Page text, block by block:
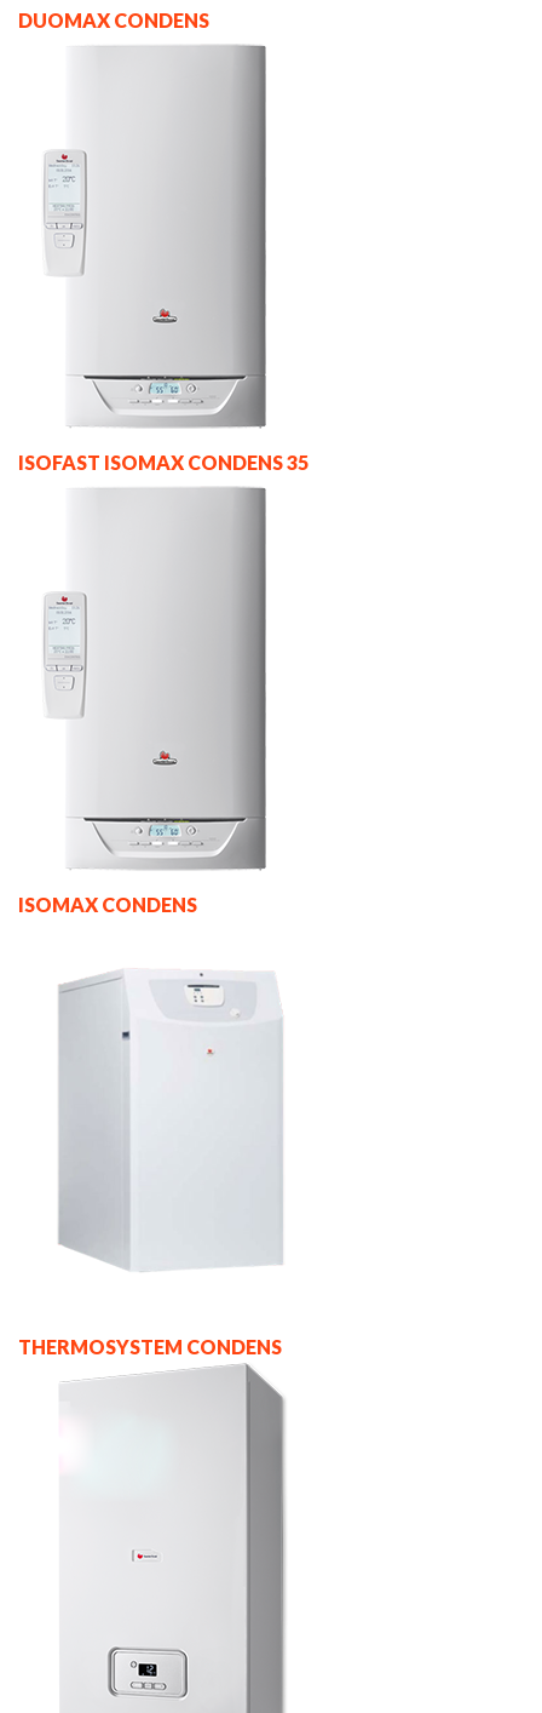
DUOMAX CONDENS
ISOFAST ISOMAX CONDENS 35
ISOMAX CONDENS
THERMOSYSTEM CONDENS